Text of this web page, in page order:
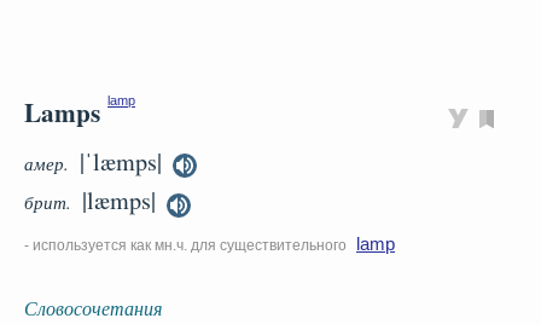
Lamps lamp
амер. |ˈlæmps|
брит. |læmps|
- используется как мн.ч. для существительного lamp
Словосочетания